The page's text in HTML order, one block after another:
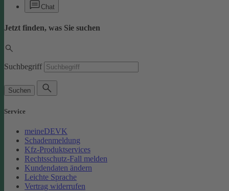
Chat
Jetzt finden, was Sie suchen
Suchbegriff
Suchen
Service
meineDEVK
Schadenmeldung
Kfz-Produktservices
Rechtsschutz-Fall melden
Kundendaten ändern
Leichte Sprache
Vertrag widerrufen